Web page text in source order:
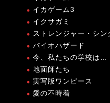
イカゲーム3
イクサガミ
ストレンジャー・シン
バイオハザード
今、私たちの学校は…
地面師たち
実写版ワンピース
愛の不時着